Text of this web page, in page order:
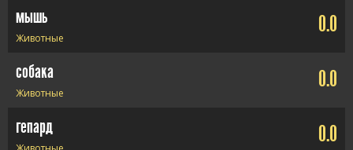
мышь
Животные
0.0
собака
Животные
0.0
гепард 0.0